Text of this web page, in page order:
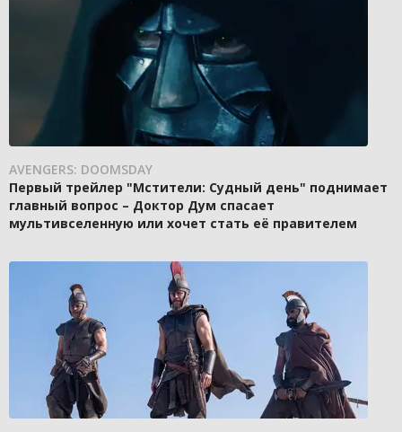
AVENGERS: DOOMSDAY
Первый трейлер "Мстители: Судный день" поднимает
главный вопрос – Доктор Дум спасает
мультивселенную или хочет стать её правителем